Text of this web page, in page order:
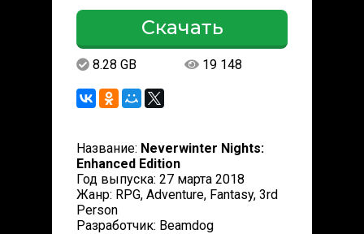
Скачать
8.28 GB 19 148
Название: Neverwinter Nights:
Enhanced Edition
Год выпуска: 27 марта 2018
Жанр: RPG, Adventure, Fantasy, 3rd
Person
Разработчик: Beamdog